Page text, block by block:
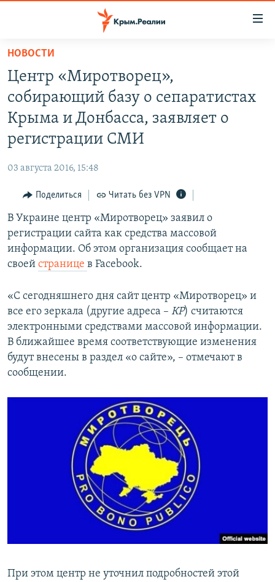
Вернуться
основному
содержанию
Вернутся
главной
Вернутся
поиску
СПЕЦПРОЕКТЫ
КАРТА ВОЕННЫХ ОБЪЕКТОВ КРЫМА
ВОДА
ИНТЕРАКТИВ
ИНФОГРАФИКА
ТЕЛЕПРОЕКТ КРЫМ.РЕАЛИИ
СОВЕТЫ ПРАВОЗАЩИТНИКОВ
ПРОПАВШИЕ БЕЗ ВЕСТИ
КРЫМ.НЕПОКОРЕННЫЙ
ELIFBE
УКРАИНСКАЯ ПРОБЛЕМА КРЫМА
РАДІО СВОБОДА
КАК ОБОЙТИ БЛОКИРОВКУ
Українською
Qırımtatar
Все сайты RFE/RL
НОВОСТИ
Центр «Миротворец»,
собирающий базу о сепаратистах
Крыма и Донбасса, заявляет о
регистрации СМИ
03 августа 2016, 15:48
Поделиться Читать без VPN
В Украине центр «Миротворец» заявил о
регистрации сайта как средства массовой
информации. Об этом организация сообщает на
своей странице в Facebook.
«С сегодняшнего дня сайт центр «Миротворец» и
все его зеркала (другие адреса – КР) считаются
электронными средствами массовой информации.
В ближайшее время соответствующие изменения
будут внесены в раздел «о сайте», – отмечают в
сообщении.
При этом центр не уточнил подробностей этой